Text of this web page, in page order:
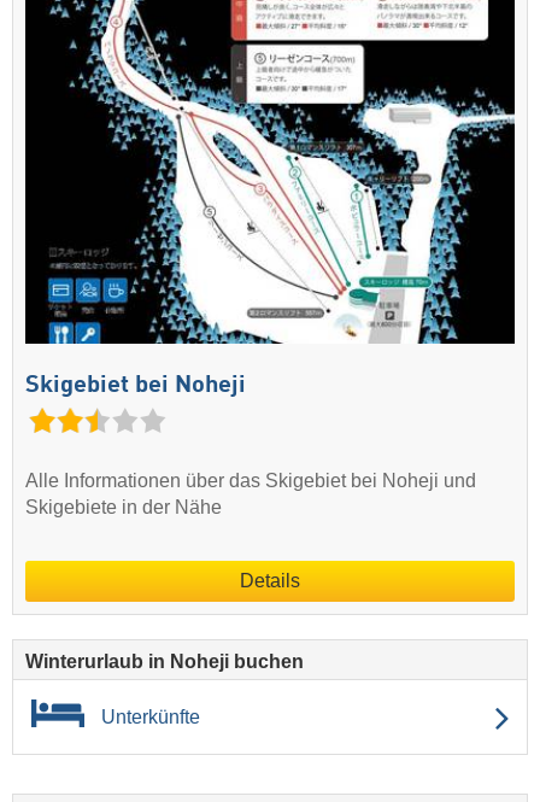
Skigebiet bei Noheji
Alle Informationen über das Skigebiet bei Noheji und
Skigebiete in der Nähe
Details
Winterurlaub in Noheji buchen
Unterkünfte